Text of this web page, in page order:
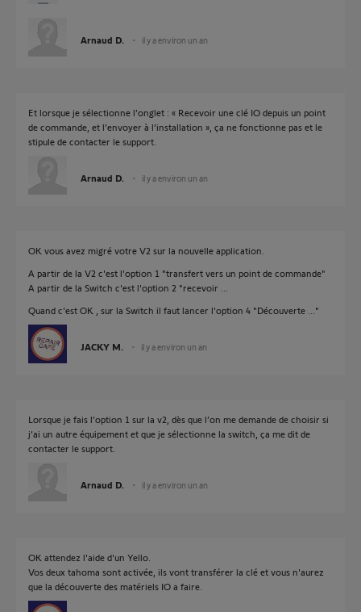
Arnaud D. il y a environ un an
Et lorsque je sélectionne l’onglet : « Recevoir une clé IO depuis un point
de commande, et l’envoyer à l’installation », ça ne fonctionne pas et le
stipule de contacter le support.
Arnaud D. il y a environ un an
OK vous avez migré votre V2 sur la nouvelle application.
A partir de la V2 c'est l'option 1 "transfert vers un point de commande"
A partir de la Switch c'est l'option 2 "recevoir ...
Quand c'est OK , sur la Switch il faut lancer l'option 4 "Découverte ..."
JACKY M. il y a environ un an
Lorsque je fais l’option 1 sur la v2, dès que l’on me demande de choisir si
j’ai un autre équipement et que je sélectionne la switch, ça me dit de
contacter le support.
Arnaud D. il y a environ un an
OK attendez l'aide d'un Yello.
Vos deux tahoma sont activée, ils vont transférer la clé et vous n'aurez
que la découverte des matériels IO a faire.